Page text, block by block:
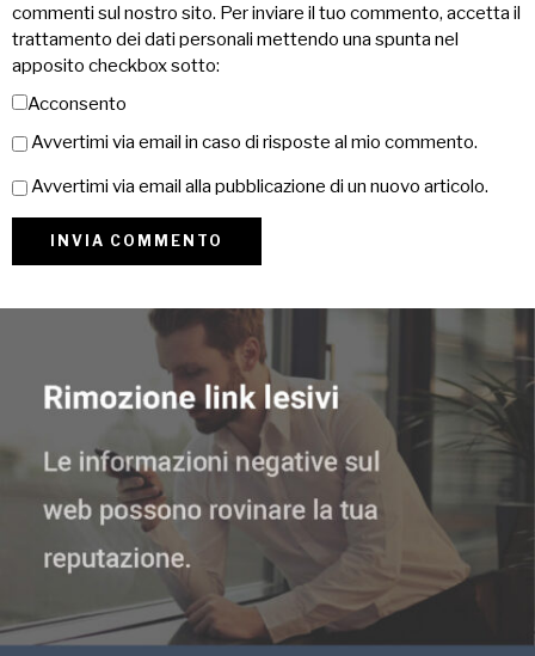
commenti sul nostro sito. Per inviare il tuo commento, accetta il
trattamento dei dati personali mettendo una spunta nel
apposito checkbox sotto:
Acconsento
Avvertimi via email in caso di risposte al mio commento.
Avvertimi via email alla pubblicazione di un nuovo articolo.